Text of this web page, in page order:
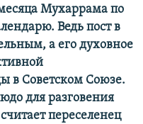
Мухаррама по
Ведь пост в
а его духовное
в Советском Союзе.
для разговения
переселенец